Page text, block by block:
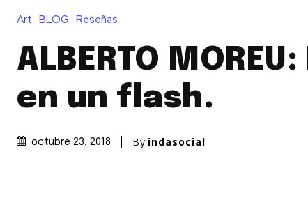
Art BLOG Reseñas
ALBERTO
en un flash.
octubre 23, 2018 By indasocial